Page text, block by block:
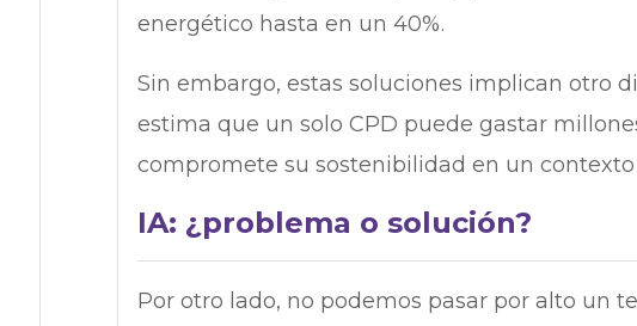
energético hasta en un 40%.
Sin embargo, estas soluciones implican otro
estima que un solo CPD puede gastar
compromete su sostenibilidad en un
IA: ¿problema o solución?
Por otro lado, no podemos pasar por alto un